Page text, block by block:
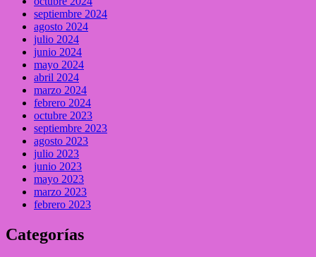
septiembre 2024
agosto 2024
julio 2024
junio 2024
mayo 2024
abril 2024
marzo 2024
febrero 2024
octubre 2023
septiembre 2023
agosto 2023
julio 2023
junio 2023
mayo 2023
marzo 2023
febrero 2023
Categorías